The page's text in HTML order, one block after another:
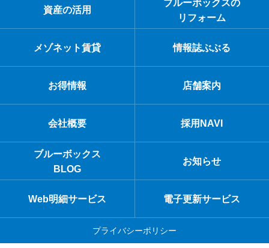
資産の活用
ブルーボックスの
リフォーム
メゾネット賃貸 情報誌ぶぶる
お得情報 店舗案内
会社概要 採用NAVI
ブルーボックス
BLOG
お知らせ
Web明細サービス 電子更新サービス
プライバシーポリシー